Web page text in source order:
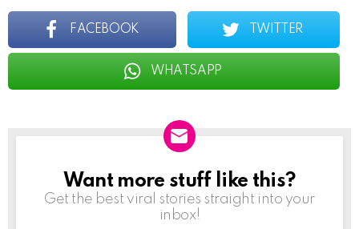
FACEBOOK TWITTER
WHATSAPP
NEWSLETTER
Want more stuff like this?
Get the best viral stories straight into your
inbox!